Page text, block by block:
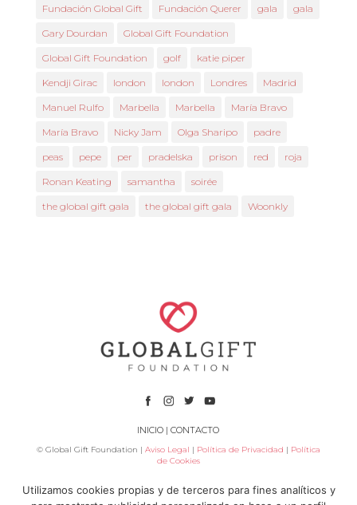
Fundación Global Gift Fundación Querer gala gala
Gary Dourdan Global Gift Foundation
Global Gift Foundation golf katie piper
Kendji Girac london london Londres Madrid
Manuel Rulfo Marbella Marbella María Bravo
María Bravo Nicky Jam Olga Sharipo padre
peas pepe per pradelska prison red roja
Ronan Keating samantha soirée
the global gift gala the global gift gala Woonkly
INICIO |CONTACTO
© Global Gift Foundation | Aviso Legal | Política de Privacidad | Política
de Cookies
Subvenciona
Utilizamos cookies propias y de terceros para fines analíticos y